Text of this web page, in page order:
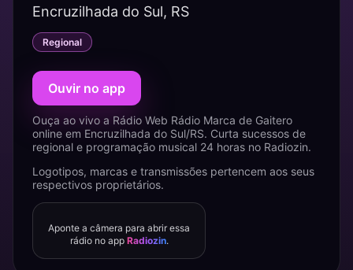
Encruzilhada do Sul, RS
Regional
Ouvir no app
Ouça ao vivo a Rádio Web Rádio Marca de Gaitero
online em Encruzilhada do Sul/RS. Curta sucessos de
regional e programação musical 24 horas no Radiozin.
Logotipos, marcas e transmissões pertencem aos seus
respectivos proprietários.
Aponte a câmera para abrir essa
rádio no app Radiozin.